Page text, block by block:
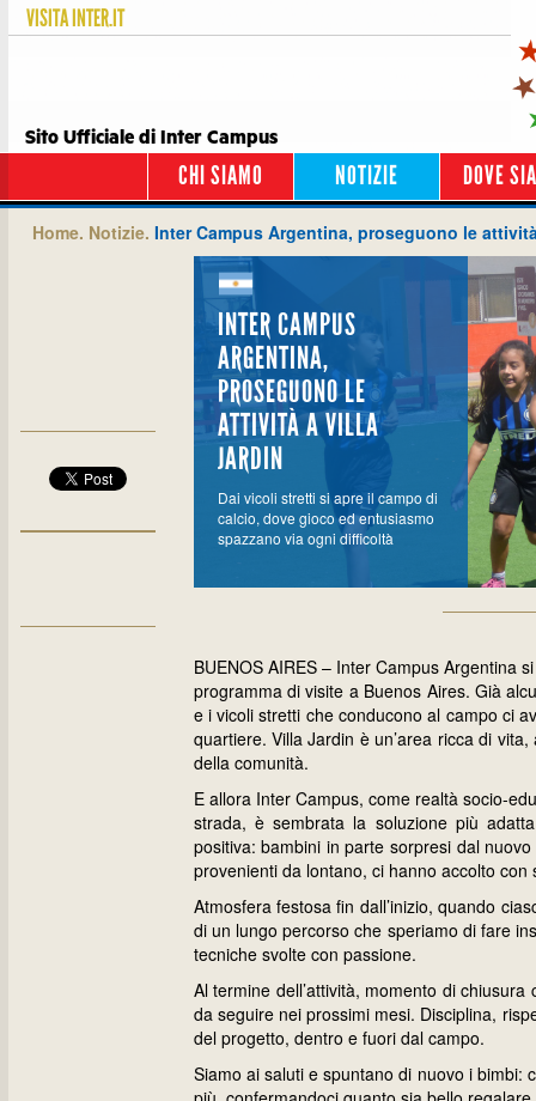
VISITAINTER.IT
Sito Ufficiale di Inter Campus
CHI SIAMO NOTIZIE DOVE
Home. Notizie. Inter Campus Argentina, proseguono le
INTER CAMPUS
ARGENTINA,
PROSEGUONO LE
ATTIVITÀ A VILLA
JARDIN
Dai vicoli stretti si apre il campo di
calcio, dove gioco ed entusiasmo
spazzano via ogni difficoltà
BUENOS AIRES – Inter Campus Argentina
programma di visite a Buenos Aires. Già
e i vicoli stretti che conducono al campo ci
quartiere. Villa Jardin è un’area ricca di
della comunità.
E allora Inter Campus, come realtà socio-
strada, è sembrata la soluzione più
positiva: bambini in parte sorpresi dal
provenienti da lontano, ci hanno accolto
Atmosfera festosa fin dall’inizio, quando
di un lungo percorso che speriamo di fare
tecniche svolte con passione.
Al termine dell’attività, momento di
da seguire nei prossimi mesi. Disciplina,
del progetto, dentro e fuori dal campo.
Siamo ai saluti e spuntano di nuovo i bimbi: